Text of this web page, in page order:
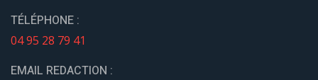
TÉLÉPHONE :
04 95 28 79 41
EMAIL REDACTION :